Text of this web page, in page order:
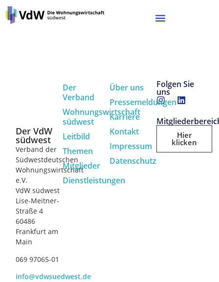
Der VdW
südwest
Verband der
Südwestdeutschen
Wohnungswirtschaft
e.V.
VdW südwest
Lise-Meitner-
Straße 4
60486
Frankfurt am
Main
069 97065-01
info@vdwsuedwest.de
Der
Verband
Wohnungswirtschaft
südwest
Leitbild
Themen
Mitglieder
Dienstleistungen
Über uns
Pressemeldungen
Karriere
Kontakt
Impressum
Datenschutz
Folgen Sie
uns
Hier
klicken